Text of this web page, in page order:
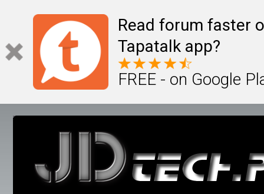
Read forum faster
Tapatalk app?
FREE - on Google